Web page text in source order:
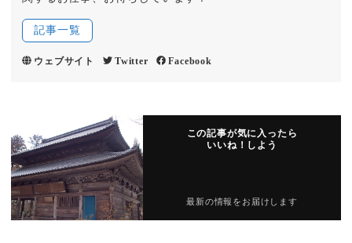
記事一覧
ウェブサイト Twitter Facebook
この記事が気に入ったら
いいね！しよう
最新の情報をお届けします